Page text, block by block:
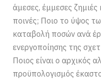
άμεσες, έμμεσες
ποινές; Ποιο το ύψος
καταβολή ποσών ανά
ενεργοποίησης της
Ποιος είναι ο αρχικός
προϋπολογισμός